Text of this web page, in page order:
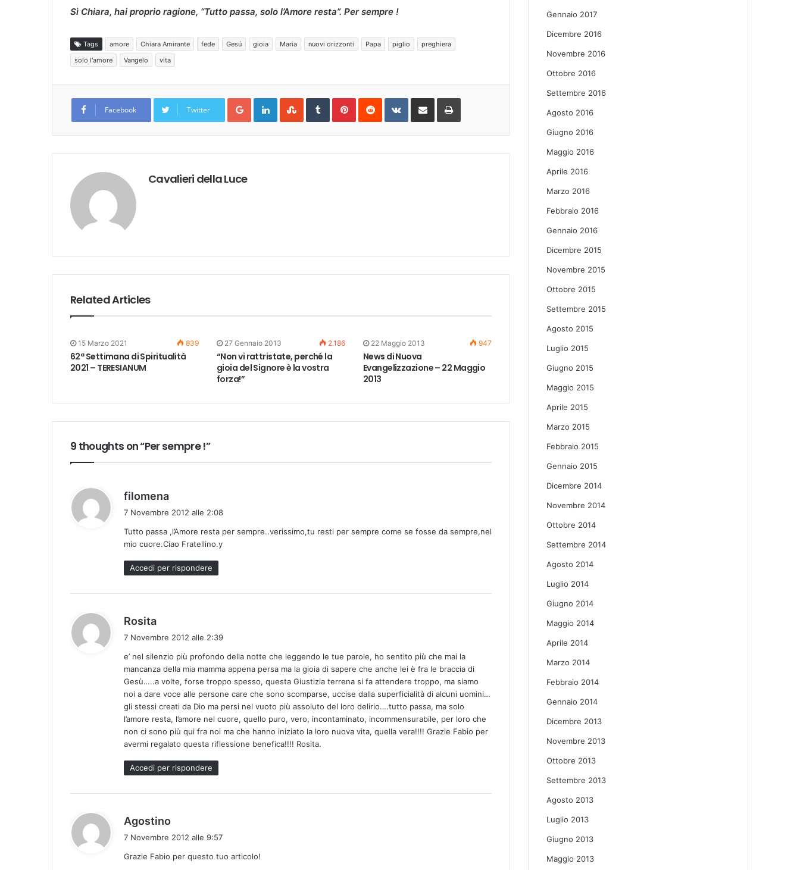
Sì Chiara, hai proprio ragione, “Tutto passa, solo l’Amore resta”. Per sempre !
Tags amore Chiara Amirante fede Gesú gioia Maria nuovi orizzonti Papa piglio
preghiera
solo l'amore
Vangelo vita
Facebook Twitter
Google+LinkedInStumbleUpon
TumblrPinterestReddit VKontakteShare
Email
Print
Cavalieri della Luce
Related Articles
15 Marzo 2021 839
62ª Settimana di Spiritualità
2021 – TERESIANUM
27 Gennaio 2013 2.186
“Non vi rattristate, perché la
gioia del Signore è la vostra
forza!”
22 Maggio 2013 947
News di Nuova
Evangelizzazione – 22 Maggio
2013
9 thoughts on “Per sempre !”
filomena
e
t
t
o
7 Novembre 2012 alle 2:08
Tutto passa ,l’Amore resta per sempre..verissimo,tu resti per sempre come se fosse da sempre,nel
mio cuore.Ciao Fratellino.y
Accedi per rispondere
Rosita
e
t
t
7 Novembre 2012 alle 2:39
e’ nel silenzio più profondo della notte che leggendo le tue parole, ho sentito più che mai la
mancanza della mia mamma appena persa ma la gioia di sapere che anche lei è fra le braccia di
Gesù…..a volte, forse troppo spesso, questa Giustizia terrena si fa attendere troppo, ma siamo
noi a dare voce alle persone care che sono scomparse, uccise dalla superficialità di alcuni uomini…
gli stessi creati da Dio ma persi nel vuoto più assoluto del loro delirio….tutto passa, ma solo
l’amore resta, l’amore nel cuore, quello puro, vero, incontaminato, incommensurabile, per loro che
non ci sono più qui fra noi ma che hanno iniziato la loro nuova vita, quella vera!!!! Grazie Fabio per
avermi regalato questa riflessione benefica!!!! Rosita.
Accedi per rispondere
Agostino
e
7 Novembre 2012 alle 9:57
Grazie Fabio per questo tuo articolo!
Gennaio 2017
Dicembre 2016
Novembre 2016
Ottobre 2016
Settembre 2016
Agosto 2016
Giugno 2016
Maggio 2016
Aprile 2016
Marzo 2016
Febbraio 2016
Gennaio 2016
Dicembre 2015
Novembre 2015
Ottobre 2015
Settembre 2015
Agosto 2015
Luglio 2015
Giugno 2015
Maggio 2015
Aprile 2015
Marzo 2015
Febbraio 2015
Gennaio 2015
Dicembre 2014
Novembre 2014
Ottobre 2014
Settembre 2014
Agosto 2014
Luglio 2014
Giugno 2014
Maggio 2014
Aprile 2014
Marzo 2014
Febbraio 2014
Gennaio 2014
Dicembre 2013
Novembre 2013
Ottobre 2013
Settembre 2013
Agosto 2013
Luglio 2013
Giugno 2013
Maggio 2013